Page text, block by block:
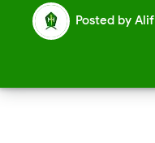
Posted by